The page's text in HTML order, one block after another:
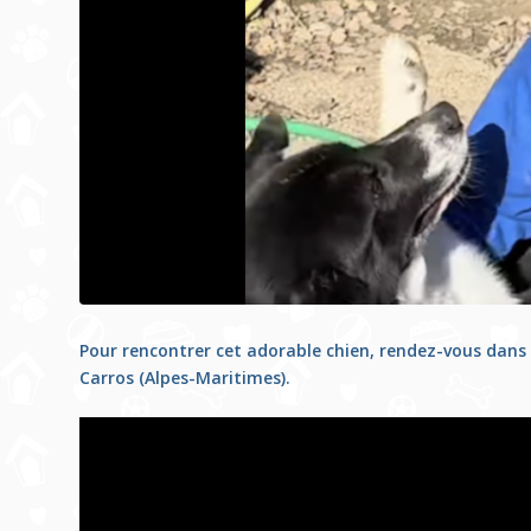
Pour rencontrer cet adorable chien, rendez-vous
Carros (Alpes-Maritimes).